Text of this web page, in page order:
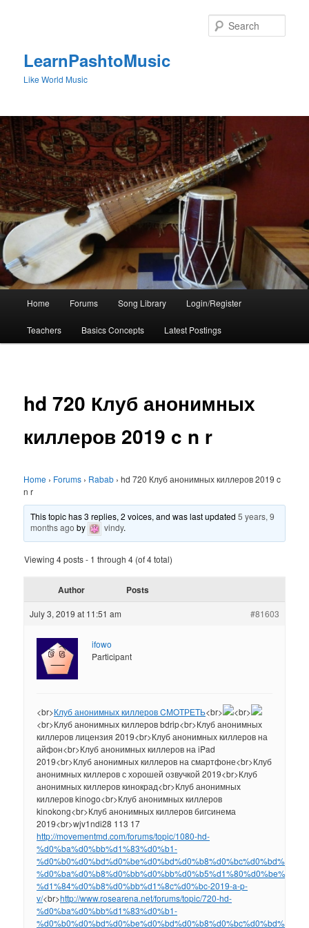
LearnPashtoMusic
Like World Music
Home Forums Song Library Login/Register
Teachers Basics Concepts Latest Postings
hd 720 Клуб анонимных
киллеров 2019 c n r
Home › Forums › Rabab › hd 720 Клуб анонимных киллеров 2019 c
n r
This topic has 3 replies, 2 voices, and was last updated5 years, 9
months ago by vindy.
Viewing 4 posts - 1 through 4 (of 4 total)
Author Posts
July 3, 2019 at 11:51 am #81603
ifowo
Participant
<br>Клуб анонимных киллеров CМOТРЕTЬ<br>
<br>
<br>Клуб анонимных киллеров bdrip<br>Клуб анонимных
киллеров лицензия 2019<br>Клуб анонимных киллеров на
айфон<br>Клуб анонимных киллеров на iPad
2019<br>Клуб анонимных киллеров на смартфоне<br>Клуб
анонимных киллеров с хорошей озвучкой 2019<br>Клуб
анонимных киллеров кинокрад<br>Клуб анонимных
киллеров kinogo<br>Клуб анонимных киллеров
kinokong<br>Клуб анонимных киллеров бигсинема
2019<br>wjv1ndi28 113 17
http://movementmd.com/forums/topic/1080-hd-
%d0%ba%d0%bb%d1%83%d0%b1-
%d1%84%d0%b8%d0%bb%d1%8c%d0%bc-2019-a-p-
v/<br>http://www.rosearena.net/forums/topic/720-hd-
%d0%ba%d0%bb%d1%83%d0%b1-